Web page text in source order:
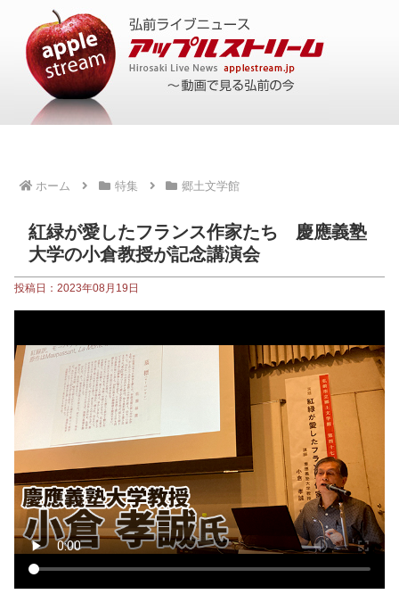
ホーム 特集 郷土文学館
紅緑が愛したフランス作家たち 慶應義塾
大学の小倉教授が記念講演会
投稿日：2023年08月19日